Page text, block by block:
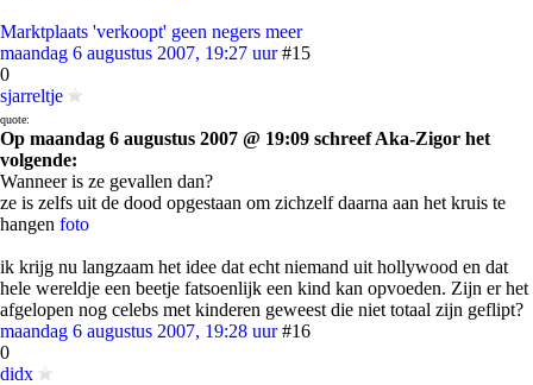
Marktplaats 'verkoopt' geen negers meer
maandag 6 augustus 2007, 19:27 uur #15
0
sjarreltje
quote:
Op maandag 6 augustus 2007 @ 19:09 schreef Aka-Zigor het
volgende:
Wanneer is ze gevallen dan?
ze is zelfs uit de dood opgestaan om zichzelf daarna aan het kruis te
hangen foto
ik krijg nu langzaam het idee dat echt niemand uit hollywood en dat
hele wereldje een beetje fatsoenlijk een kind kan opvoeden. Zijn er het
afgelopen nog celebs met kinderen geweest die niet totaal zijn geflipt?
maandag 6 augustus 2007, 19:28 uur #16
0
didx